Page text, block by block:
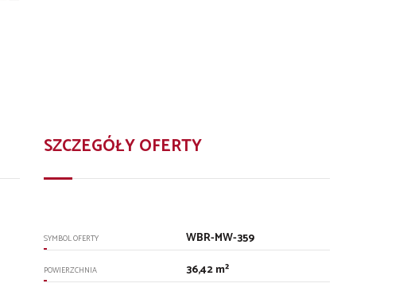
SZCZEGÓŁY OFERTY
SYMBOL OFERTY WBR-MW-359
POWIERZCHNIA 36,42 m²